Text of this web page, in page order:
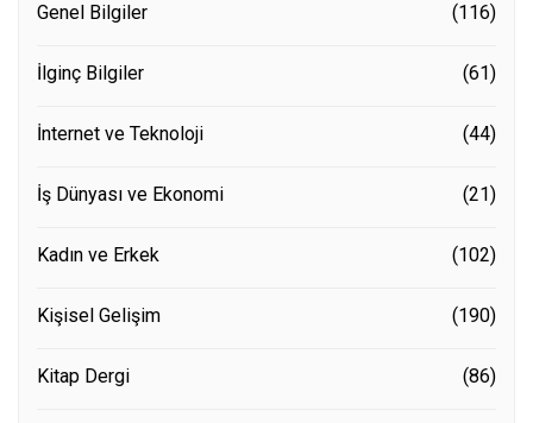
Genel Bilgiler (116)
İlginç Bilgiler (61)
İnternet ve Teknoloji (44)
İş Dünyası ve Ekonomi (21)
Kadın ve Erkek (102)
Kişisel Gelişim (190)
Kitap Dergi (86)